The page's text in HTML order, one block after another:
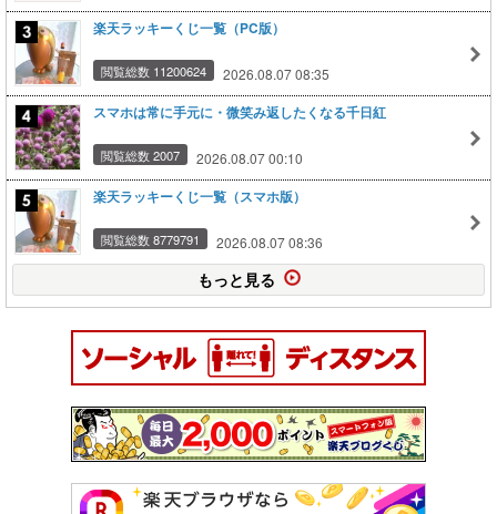
楽天ラッキーくじ一覧（PC版）
閲覧総数 11200624 2026.08.07 08:35
スマホは常に手元に・微笑み返したくなる千日紅
閲覧総数 2007 2026.08.07 00:10
楽天ラッキーくじ一覧（スマホ版）
閲覧総数 8779791 2026.08.07 08:36
もっと見る